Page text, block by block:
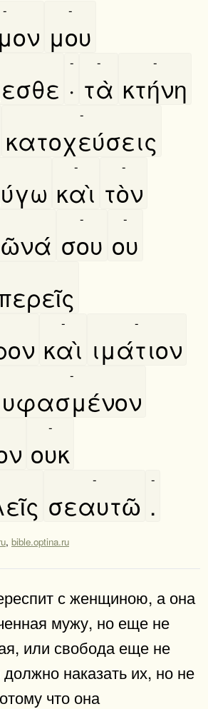
-
μου
-
·
-
τὰ
-
κτήνη
-
κατοχεύσεις
-
καὶ
-
τὸν
-
σου
-
ου
-
καὶ
-
ιμάτιον
-
υφασμένον
-
ουκ
-
σεαυτῶ
-
.
-
, bible.optina.ru
с женщиною, а она
мужу, но еще не
или свобода еще не
наказать их, но не
что она